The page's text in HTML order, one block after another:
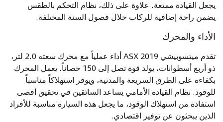
يجعل القيادة ممتعة. علاوة على ذلك، نظام التحكم بالطقس
يضمن راحة إضافية للركاب خلال فصول السنة المختلفة.
الأداء والمحرك
تقدم ميتسوبيشي ASX 2019 أداء عملياً مع محرك سعته 2.0 لتر،
ذو أربع أسطوانات، يولد قوة تصل إلى 150 حصاناً. يعمل المحرك
بكفاءة على الطرق السريعة والمدنية، ويوفر استهلاكاً مناسباً
للوقود. نظام القيادة الأمامي يساعد السائقين في تحقيق أقصى
استفادة من استهلاك الوقود، ما يجعل هذه السيارة مناسبة للأفراد
الذين يبحثون عن توفير اقتصادي.